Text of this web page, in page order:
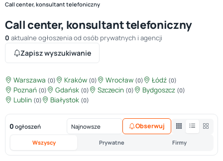
Call center, konsultant telefoniczny
Call center, konsultant telefoniczny
0 aktualne ogłoszenia od osób prywatnych i agencji
Zapisz wyszukiwanie
Warszawa (0) Kraków (0) Wrocław (0) Łódź (0)
Poznań (0) Gdańsk (0) Szczecin (0) Bydgoszcz (0)
Lublin (0) Białystok (0)
0 ogłoszeń
Wszyscy Prywatne Firmy
Obserwuj